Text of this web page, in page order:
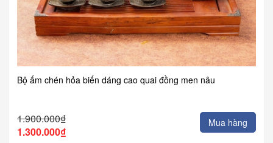
Bộ ấm chén hỏa biến dáng cao quai đồng men nâu
1.900.000₫
1.300.000₫
Mua hàng